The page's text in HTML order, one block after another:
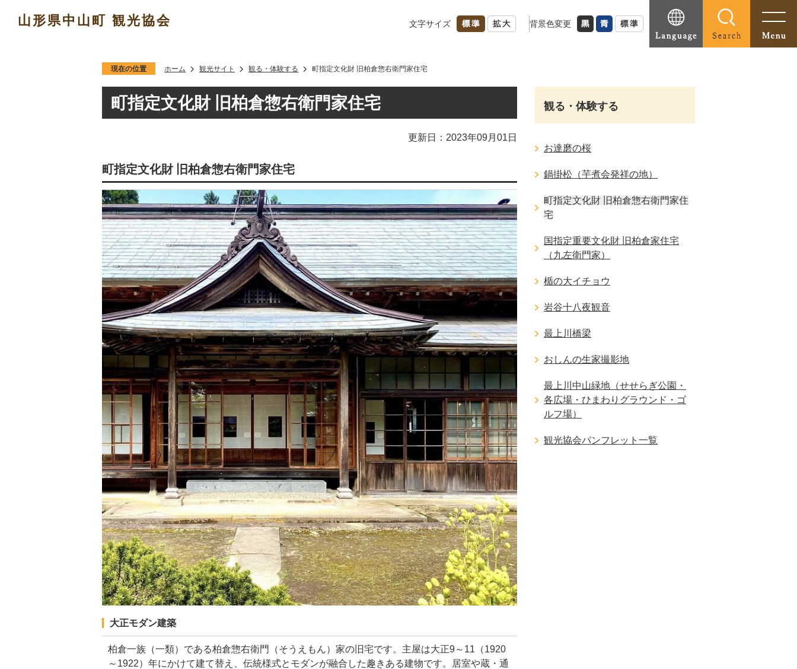
山形県中山町 観光協会 文字サイズ 背景色変更
現在の位置 ホーム 観光サイト 観る・体験する 町指定文化財 旧柏倉惣右衛門家住宅
町指定文化財 旧柏倉惣右衛門家住宅
更新日：2023年09月01日
町指定文化財 旧柏倉惣右衛門家住宅
大正モダン建築
柏倉一族（一類）である柏倉惣右衛門（そうえもん）家の旧宅です。主屋は大正9～11（1920
～1922）年にかけて建て替え、伝統様式とモダンが融合した趣きある建物です。居室や蔵・通
観る・体験する
お達磨の桜
鍋掛松（芋煮会発祥の地）
町指定文化財 旧柏倉惣右衛門家住
宅
国指定重要文化財 旧柏倉家住宅
（九左衛門家）
楯の大イチョウ
岩谷十八夜観音
最上川橋梁
おしんの生家撮影地
最上川中山緑地（せせらぎ公園・
各広場・ひまわりグラウンド・ゴ
ルフ場）
観光協会パンフレット一覧